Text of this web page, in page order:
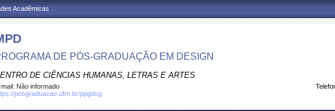
Acadêmicas
DE PÓS-GRADUAÇÃO EM DESIGN
DE CIÊNCIAS HUMANAS, LETRAS E ARTES
mail: Não informado
posgraduacao.ufrn.br/ppgdsg